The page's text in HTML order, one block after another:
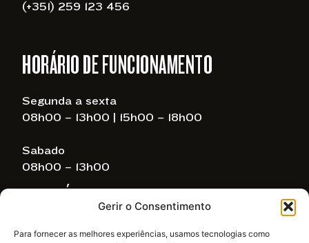
Gerir o Consentimento
Para fornecer as melhores experiências, usamos tecnologias como
(+351) 259 123 456
HORÁRIO DE FUNCIONAMENTO
Segunda a sexta
08h00 – 13h00 | 15h00 – 18h00
Sabado
08h00 – 13h00
LINKS ÚTEIS
Política de privacidade